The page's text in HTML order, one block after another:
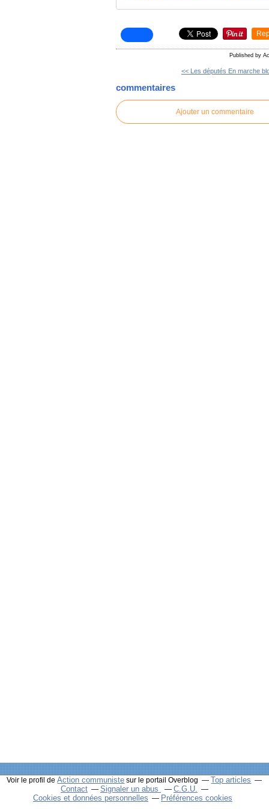
Published by
<< Les députés En marche
commentaires
Ajouter un commentaire
Voir le profil deAction communiste sur le portail Overblog
Top articles
Contact
Signaler un abus
C.G.U.
Cookies et données personnelles
Préférences cookies